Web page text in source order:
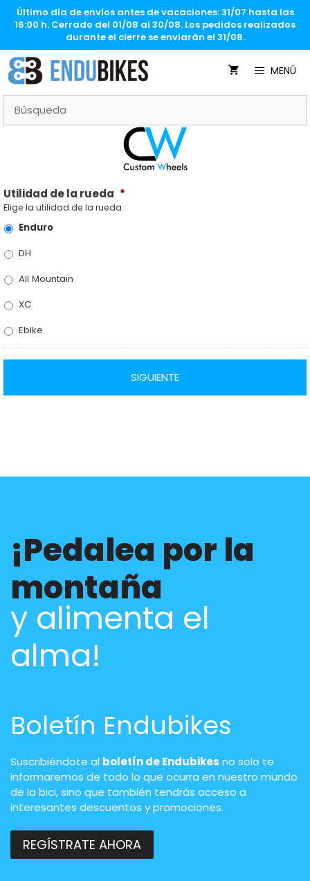
SaltarÚltimo día de envíos antes de vacaciones: 31/07 hasta las
16:00 h. Cerrado del 01/08 al 30/08. Los pedidos realizados
durante el cierre se enviarán el 31/08.
MENÚ
Utilidad de la rueda *
Elige la utilidad de la rueda.
Enduro
DH
All Mountain
XC
Ebike
¡Pedalea por la
montaña
y alimenta el
alma!
Boletín Endubikes
Suscribiéndote al boletín de Endubikes no solo te
informaremos de todo lo que ocurra en nuestro mundo
de la bici, sino que también tendrás acceso a
interesantes descuentos y promociones.
REGÍSTRATE AHORA